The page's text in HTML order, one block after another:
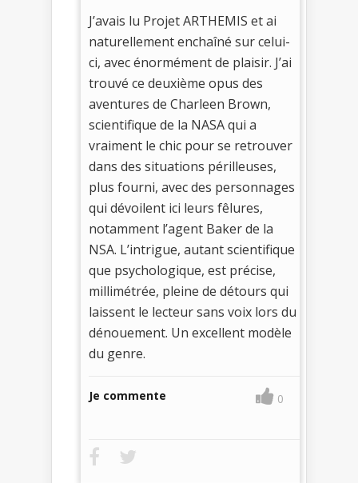
J’avais lu Projet ARTHEMIS et ai
naturellement enchaîné sur celui-
ci, avec énormément de plaisir. J’ai
trouvé ce deuxième opus des
aventures de Charleen Brown,
scientifique de la NASA qui a
vraiment le chic pour se retrouver
dans des situations périlleuses,
plus fourni, avec des personnages
qui dévoilent ici leurs fêlures,
notamment l’agent Baker de la
NSA. L’intrigue, autant scientifique
que psychologique, est précise,
millimétrée, pleine de détours qui
laissent le lecteur sans voix lors du
dénouement. Un excellent modèle
du genre.
Je commente 0